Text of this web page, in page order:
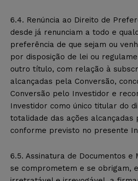
6.4. Renúncia ao Direito de
desde já renunciam a todo e
preferência de que sejam ou
por disposição de lei ou
outro título, com relação à
alcançadas pela Conversão,
Conversão pelo Investidor e
Investidor como único titular do
totalidade das ações alcançadas
conforme previsto no presente
6.5. Assinatura de Documentos e
se comprometem e se obrigam,